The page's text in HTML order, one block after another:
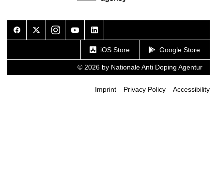
FacebookTwitterInstagramYoutubeLinkedIn
iOS Store Google Store
© 2026 by Nationale Anti Doping Agentur
Imprint Privacy Policy Accessibility